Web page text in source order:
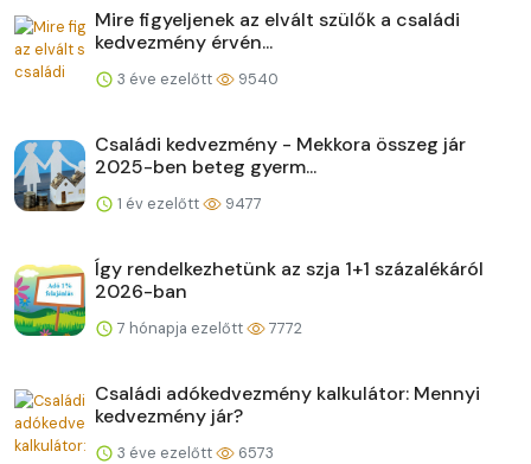
Mire figyeljenek az elvált szülők a családi
kedvezmény érvén...
3 éve ezelőtt 9540
Családi kedvezmény - Mekkora összeg jár
2025-ben beteg gyerm...
1 év ezelőtt 9477
Így rendelkezhetünk az szja 1+1 százalékáról
2026-ban
7 hónapja ezelőtt 7772
Családi adókedvezmény kalkulátor: Mennyi
kedvezmény jár?
3 éve ezelőtt 6573